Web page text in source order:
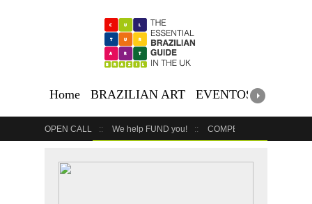
Home BRAZILIAN ART EVENTOS
OPEN CALL We help FUND you! COMPETITION